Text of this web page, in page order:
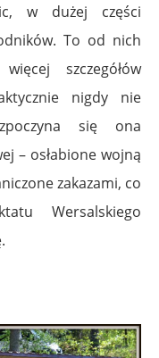
w dużej części
To od nich
szczegółów
nigdy nie
się ona
– osłabione wojną
zakazami, co
Wersalskiego